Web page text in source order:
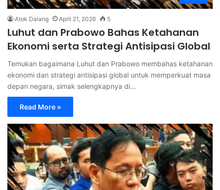
Atok Dalang April 21, 2026 5
Luhut dan Prabowo Bahas Ketahanan
Ekonomi serta Strategi Antisipasi Global
Temukan bagaimana Luhut dan Prabowo membahas ketahanan
ekonomi dan strategi antisipasi global untuk memperkuat masa
depan negara, simak selengkapnya di…
Read More »